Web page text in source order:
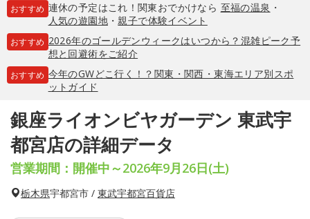
おすすめ 連休の予定はこれ！関東おでかけなら 至福の温泉 ・
人気の遊園地・親子で体験イベント
おすすめ 2026年のゴールデンウィークはいつから？混雑ピーク予
想と回避術をご紹介
おすすめ 今年のGWどこ行く！？関東・関西・東海エリア別スポ
ットガイド
銀座ライオンビヤガーデン 東武宇
都宮店の詳細データ
営業期間：開催中～2026年9月26日(土)
栃木県宇都宮市 / 東武宇都宮百貨店